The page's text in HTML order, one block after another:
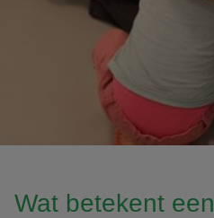
Wat betekent een